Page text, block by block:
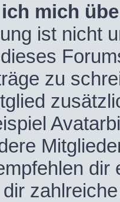
mich
ist nicht
zu